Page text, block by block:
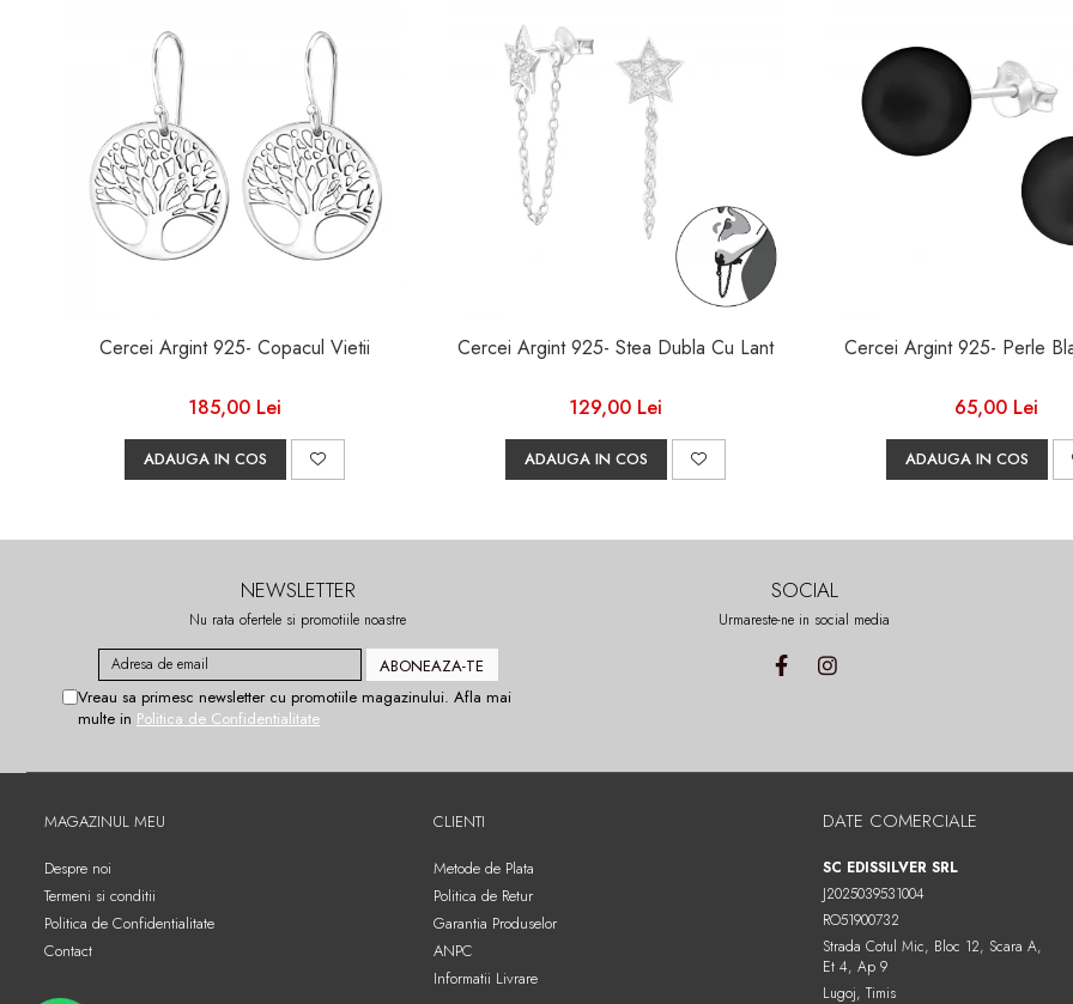
Cercei Argint 925- Copacul Vietii
185,00 Lei
ADAUGA IN COS
Cercei Argint 925- Stea Dubla Cu Lant
129,00 Lei
ADAUGA IN COS
65,00 Lei
ADAUGA IN COS
NEWSLETTER
Nu rata ofertele si promotiile noastre
Vreau sa primesc newsletter cu promotiile magazinului. Afla mai
multe in Politica de Confidentialitate
SOCIAL
Urmareste-ne in social media
MAGAZINUL MEU
Despre noi
Termeni si conditii
Politica de Confidentialitate
Contact
CLIENTI
Metode de Plata
Politica de Retur
Garantia Produselor
ANPC
Informatii Livrare
DATE COMERCIALE
SC EDISSILVER SRL
J2025039531004
RO51900732
Strada Cotul Mic, Bloc 12, Scara A,
Et 4, Ap 9
Lugoj, Timis